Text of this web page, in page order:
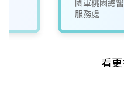
國軍桃園總
服務處
看